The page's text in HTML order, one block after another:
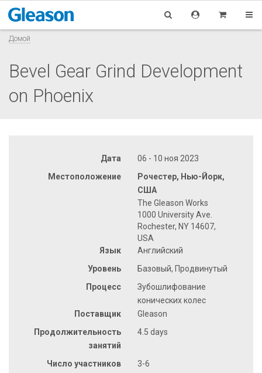
Домой
Bevel Gear Grind Development
on Phoenix
Дата
06 - 10 ноя 2023
Местоположение
Рочестер, Нью-Йорк,
США
The Gleason Works
1000 University Ave.
Rochester, NY 14607,
USA
Язык
Английский
Уровень
Базовый, Продвинутый
Процесс
Зубошлифование
конических колес
Поставщик
Gleason
Продолжительность
занятий
4.5 days
Число участников 3-6